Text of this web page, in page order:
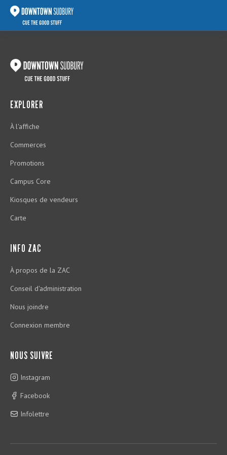
EXPLORER
À l'affiche
Commerces
Promotions
Campus Core
Kiosques de vendeurs
Carte
INFO ZAC
À propos de la ZAC
Conseil d'administration
Nous joindre
Connexion membre
NOUS SUIVRE
Instagram
Facebook
Infolettre